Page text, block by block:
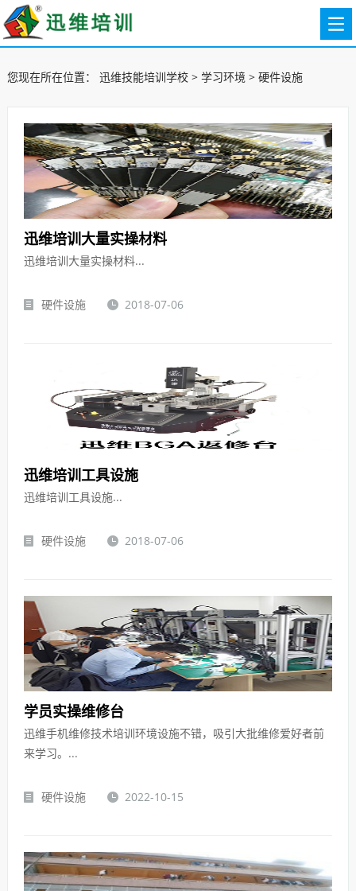
您现在所在位置： 迅维技能培训学校> 学习环境> 硬件设施
迅维培训大量实操材料
迅维培训大量实操材料...
硬件设施 2018-07-06
迅维培训工具设施
迅维培训工具设施...
硬件设施 2018-07-06
学员实操维修台
迅维手机维修技术培训环境设施不错，吸引大批维修爱好者前
来学习。...
硬件设施 2022-10-15